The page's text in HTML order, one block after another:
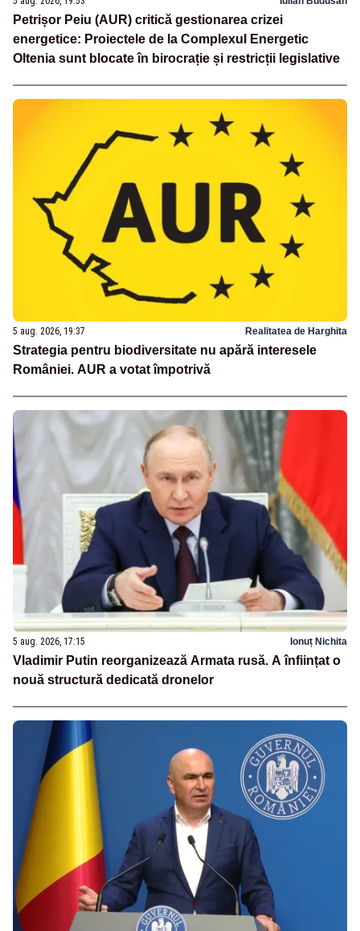
Petrișor Peiu (AUR) critică gestionarea crizei
energetice: Proiectele de la Complexul Energetic
Oltenia sunt blocate în birocrație și restricții legislative
5 aug. 2026, 19:37 Realitatea de Harghita
Strategia pentru biodiversitate nu apără interesele
României. AUR a votat împotrivă
5 aug. 2026, 17:15 Ionuț Nichita
Vladimir Putin reorganizează Armata rusă. A înființat o
nouă structură dedicată dronelor